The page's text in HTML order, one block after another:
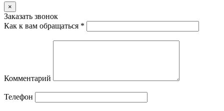
×
Заказать звонок
Как к вам обращаться *
Комментарий
Телефон